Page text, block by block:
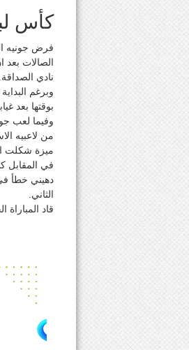
كأس
فرض جونيه
نادي الصداقة.
وبرغم
بوقتها بعد
وفيما لعب
من لاعبيه
ميزة شكلت
في المقابل
دهيني خطأ
الثاني.
قاد